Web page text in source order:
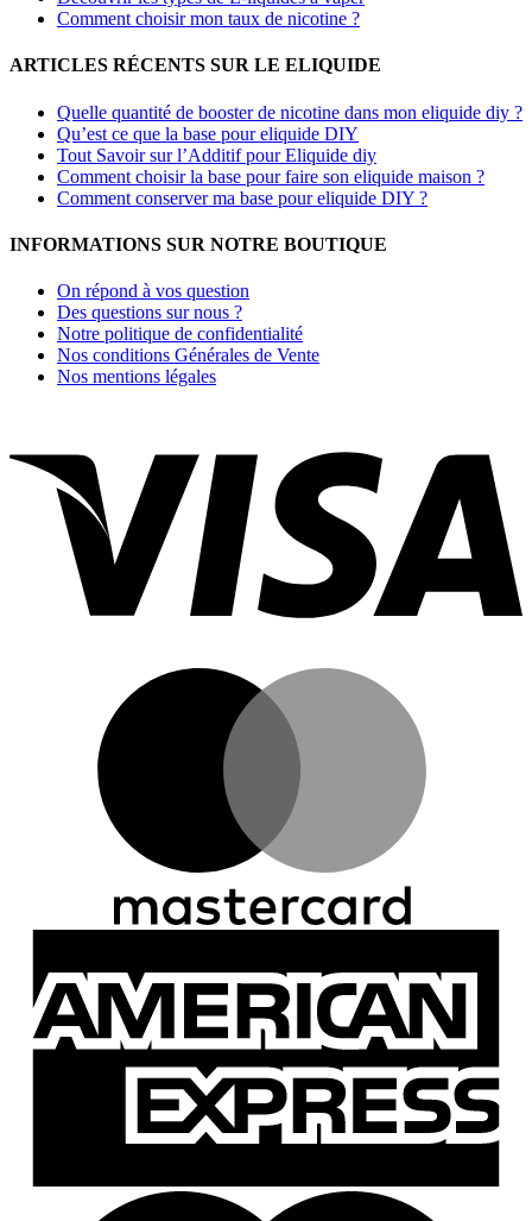
Comment choisir mon taux de nicotine ?
ARTICLES RÉCENTS SUR LE ELIQUIDE
Quelle quantité de booster de nicotine dans mon eliquide diy ?
Qu’est ce que la base pour eliquide DIY
Tout Savoir sur l’Additif pour Eliquide diy
Comment choisir la base pour faire son eliquide maison ?
Comment conserver ma base pour eliquide DIY ?
INFORMATIONS SUR NOTRE BOUTIQUE
On répond à vos question
Des questions sur nous ?
Notre politique de confidentialité
Nos conditions Générales de Vente
Nos mentions légales